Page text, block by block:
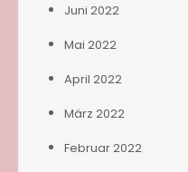
Juni 2022
Mai 2022
April 2022
März 2022
Februar 2022